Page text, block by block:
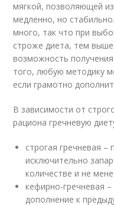
мягкой, позволяющей
медленно, но
много, так что при
строже диета, тем
возможность
того, любую методику
если грамотно
В зависимости от
рациона гречневую
строгая гречневая –
исключительно
количестве и не
кефирно-гречневая
дополнение к